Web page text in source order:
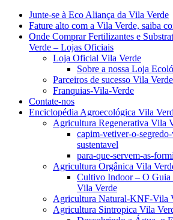
Junte-se à Eco Aliança da Vila Verde
Fature alto com a Vila Verde, saiba
Onde Comprar Fertilizantes e
Verde – Lojas Oficiais
Loja Oficial Vila Verde
Sobre a nossa Loja
Parceiros de sucesso Vila Verde
Franquias-Vila-Verde
Contate-nos
Enciclopédia Agroecológica Vila
Agricultura Regenerativa Vila
capim-vetiver-o-
sustentavel
para-que-servem-as-
Agricultura Orgânica Vila
Cultivo Indoor – O Guia
Vila Verde
Agricultura Natural-KNF-Vila
Agricultura Sintropica Vila